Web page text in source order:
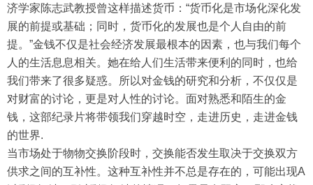
济学家陈志武教授曾这样描述货币：“货币化是市场化深化发
展的前提或基础；同时，货币化的发展也是个人自由的前
提。”金钱不仅是社会经济发展最根本的因素，也与我们每个
人的生活息息相关。她在给人们生活带来便利的同时，也给
我们带来了很多疑惑。所以对金钱的研究和分析，不仅仅是
对财富的讨论，更是对人性的讨论。面对熟悉和陌生的金
钱，这部纪录片将带领我们穿越时空，走进历史，走进金钱
的世界.
当市场处于物物交换阶段时，交换能否发生取决于交换双方
供求之间的互补性。这种互补性并不总是存在的，可能出现A